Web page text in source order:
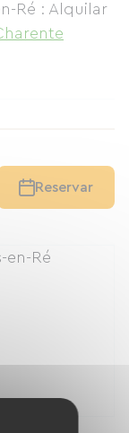
Ré : Alquilar
Reservar